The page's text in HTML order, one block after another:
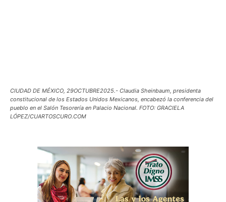
CIUDAD DE MÉXICO, 29OCTUBRE2025.- Claudia Sheinbaum, presidenta
constitucional de los Estados Unidos Mexicanos, encabezó la conferencia del
pueblo en el Salón Tesorería en Palacio Nacional. FOTO: GRACIELA
LÓPEZ/CUARTOSCURO.COM